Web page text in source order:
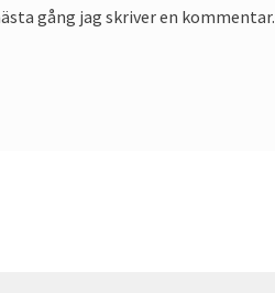
gång jag skriver en kommentar.